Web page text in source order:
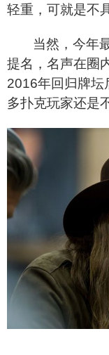
轻重，可就是不
当然，今年
提名，名声在圈
2016年回归牌坛
多扑克玩家还是